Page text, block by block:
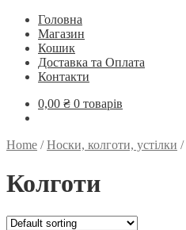
Головна
Магазин
Кошик
Доставка та Оплата
Контакти
0,00 ₴ 0 товарів
Home /Носки, колготи, устілки /
Колготи